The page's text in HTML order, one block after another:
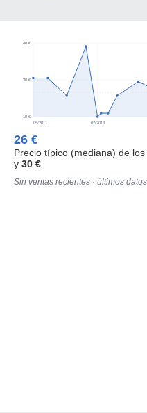
19 €
30 €
40 €
05/2011 07/2013
26 €
Precio típico (mediana) de
y 30 €
Sin ventas recientes · últimos